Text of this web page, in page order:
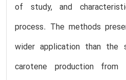
of study, and
process. The methods
wider application than
carotene production from